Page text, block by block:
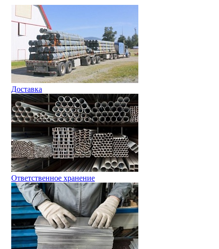
Доставка
Ответственное хранение